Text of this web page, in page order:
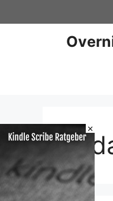
×
Inhalt